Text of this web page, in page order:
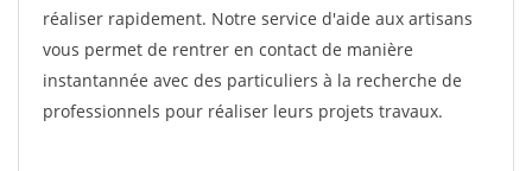
réaliser rapidement. Notre service d'aide aux artisans
vous permet de rentrer en contact de manière
instantannée avec des particuliers à la recherche de
professionnels pour réaliser leurs projets travaux.